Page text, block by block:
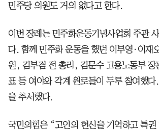
민주당 의원도 거의 없다고 한다.
이번 장례는 민주화운동기념사업회 주관
다. 함께 민주화 운동을 했던 이부영·이재
원, 김부겸 전 총리, 김문수 고용노동부 장
표 등 여야와 각계 원로들이 두루 참여했
을 추서했다.
국민의힘은 “고인의 헌신을 기억하고 특권